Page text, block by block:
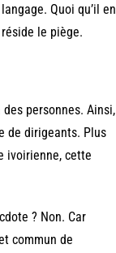
Quoi qu’il en
le piège.
personnes. Ainsi,
de dirigeants. Plus
ivoirienne, cette
? Non. Car
commun de